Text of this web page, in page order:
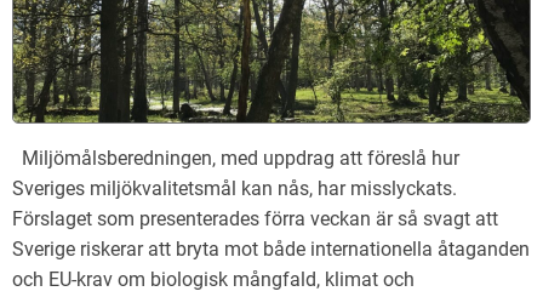
Miljömålsberedningen, med uppdrag att föreslå hur
Sveriges miljökvalitetsmål kan nås, har misslyckats.
Förslaget som presenterades förra veckan är så svagt att
Sverige riskerar att bryta mot både internationella åtaganden
och EU-krav om biologisk mångfald, klimat och